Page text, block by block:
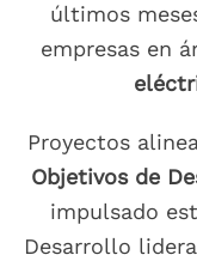
últimos
empresas en
Proyectos
Objetivos de
impulsado
Desarrollo